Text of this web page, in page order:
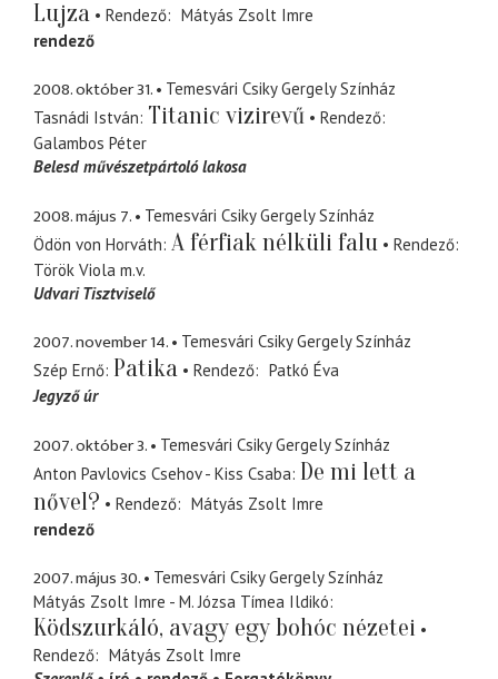
Lujza Rendező
Mátyás Zsolt Imre
rendező
2008. október 31.
Temesvári Csiky Gergely Színház
Tasnádi István Titanic vizirevű
Rendező
Galambos Péter
Belesd művészetpártoló lakosa
2008. május 7.
Temesvári Csiky Gergely Színház
Ödön von Horváth A férfiak nélküli falu
Rendező
Török Viola m.v.
Udvari Tisztviselő
2007. november 14.
Temesvári Csiky Gergely Színház
Szép Ernő Patika Rendező
Patkó Éva
Jegyző úr
2007. október 3.
Temesvári Csiky Gergely Színház
Anton Pavlovics Csehov - Kiss Csaba De mi lett a
nővel?
Rendező
Mátyás Zsolt Imre
rendező
2007. május 30.
Temesvári Csiky Gergely Színház
Mátyás Zsolt Imre - M. Józsa Tímea Ildikó
Ködszurkáló, avagy egy bohóc nézetei
Rendező
Mátyás Zsolt Imre